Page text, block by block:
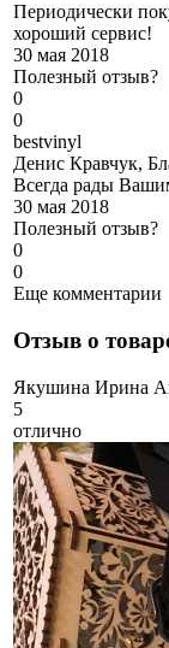
Периодически
хороший сервис!
30 мая 2018
Полезный отзыв?
0
0
bestvinyl
Денис Кравчук,
Всегда рады
30 мая 2018
Полезный отзыв?
0
0
Еще комментарии
Отзыв о
Якушина Ирина
5
отлично